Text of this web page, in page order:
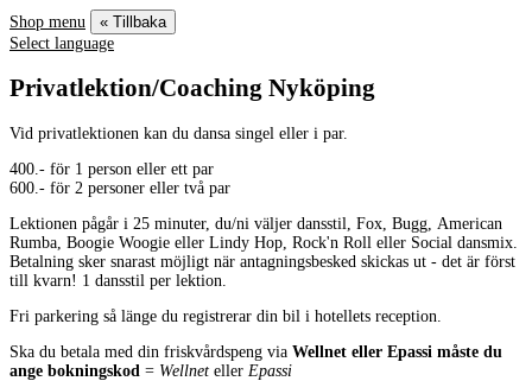
Shop menu
« Tillbaka
Select language
Privatlektion/Coaching Nyköping
Vid privatlektionen kan du dansa singel eller i par.
400.- för 1 person eller ett par
600.- för 2 personer eller två par
Lektionen pågår i 25 minuter, du/ni väljer dansstil, Fox, Bugg, American
Rumba, Boogie Woogie eller Lindy Hop, Rock'n Roll eller Social dansmix.
Betalning sker snarast möjligt när antagningsbesked skickas ut - det är först
till kvarn! 1 dansstil per lektion.
Fri parkering så länge du registrerar din bil i hotellets reception.
Ska du betala med din friskvårdspeng via Wellnet eller Epassi måste du
ange bokningskod = Wellnet eller Epassi